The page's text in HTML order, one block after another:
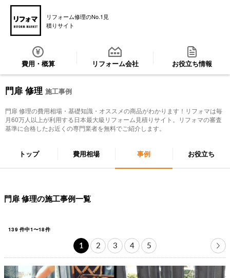
リフォーム修理のNo.1見
積りサイト
費用・概算 リフォーム会社 お役立ち情報
門扉 修理 施工事例
門扉 修理の費用相場・基礎知識・オススメの商品がわかります！リフォマは毎
月60万人以上が利用する日本最大級リフォーム見積りサイト。リフォマの審査
基準に合格したお近くの専門業者を無料でご紹介します。
トップ 費用相場 事例 お役立ち
門扉 修理の施工事例一覧
139件中1〜18件
1 2 3 4 5